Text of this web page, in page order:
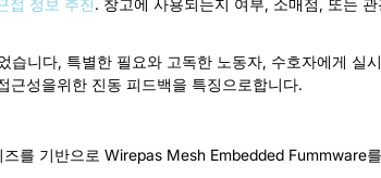
접 정보 추진. 창고에 사용되는지 여부, 소매점, 또는
습니다, 특별한 필요와 고독한 노동자, 수호자에게
근성을위한 진동 피드백을 특징으로합니다.
를 기반으로 Wirepas Mesh Embedded Fummware